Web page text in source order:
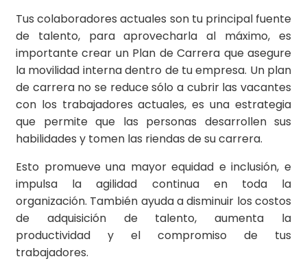
Tus colaboradores actuales son tu principal fuente
de talento, para aprovecharla al máximo, es
importante crear un Plan de Carrera que asegure
la movilidad interna dentro de tu empresa. Un plan
de carrera no se reduce sólo a cubrir las vacantes
con los trabajadores actuales, es una estrategia
que permite que las personas desarrollen sus
habilidades y tomen las riendas de su carrera.
Esto promueve una mayor equidad e inclusión, e
impulsa la agilidad continua en toda la
organización. También ayuda a disminuir los costos
de adquisición de talento, aumenta la
productividad y el compromiso de tus
trabajadores.